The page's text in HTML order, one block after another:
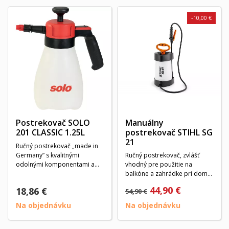
Postrekovač SOLO
201 CLASSIC 1.25L
Ručný postrekovač „made in
Germany” s kvalitnými
odolnými komponentami a
18,86 €
Na objednávku
Manuálny
postrekovač STIHL SG
21
Ručný postrekovač, zvlášť
vhodný pre použitie na
balkóne a zahrádke pri dome.
54,90 €
-10,00 €
44,90 €
Na objednávku